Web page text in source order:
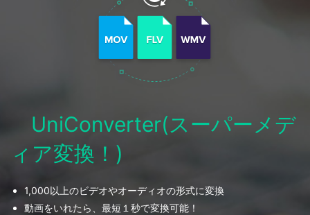
UniConverter(スーパーメデ
ィア変換！)
1,000以上のビデオやオーディオの形式に変換
動画をいれたら、最短１秒で変換可能！